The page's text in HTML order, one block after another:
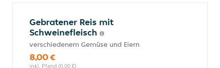
Gebratener Reis mit
Schweinefleisch
verschiedenem Gemüse und Eiern
8,00 €
inkl. Pfand (0,00 €)